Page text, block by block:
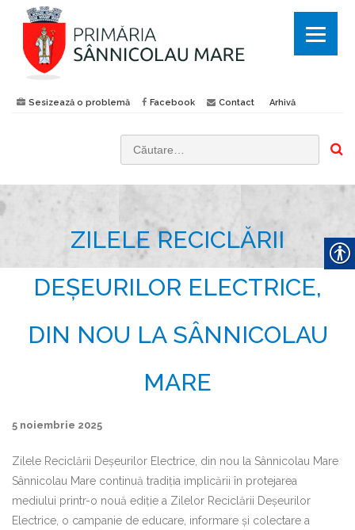
Sesizează o problemă Facebook Contact Arhivă
ZILELE RECICLĂRII
DEȘEURILOR ELECTRICE,
DIN NOU LA SÂNNICOLAU
MARE
5 noiembrie 2025
Zilele Reciclării Deșeurilor Electrice, din nou la Sânnicolau Mare
Sânnicolau Mare continuă tradiția implicării în protejarea
mediului printr-o nouă ediție a Zilelor Reciclării Deșeurilor
Electrice, o campanie de educare, informare și colectare a